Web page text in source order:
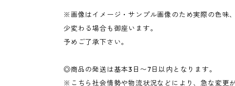
※画像はイメージ・サンプル画像のため実際の色味
少変わる場合も御座います。
予めご了承下さい。
◎商品の発送は基本3日〜7日以内となります。
※こちら社会情勢や物流状況などにより、急な変更